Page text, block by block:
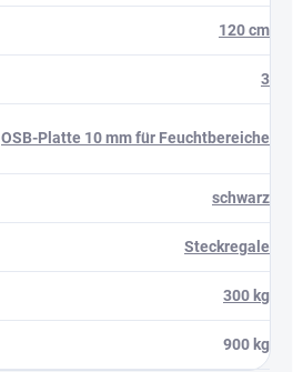
120 cm
3
OSB-Platte 10 mm für Feuchtbereiche
schwarz
Steckregale
300 kg
900 kg